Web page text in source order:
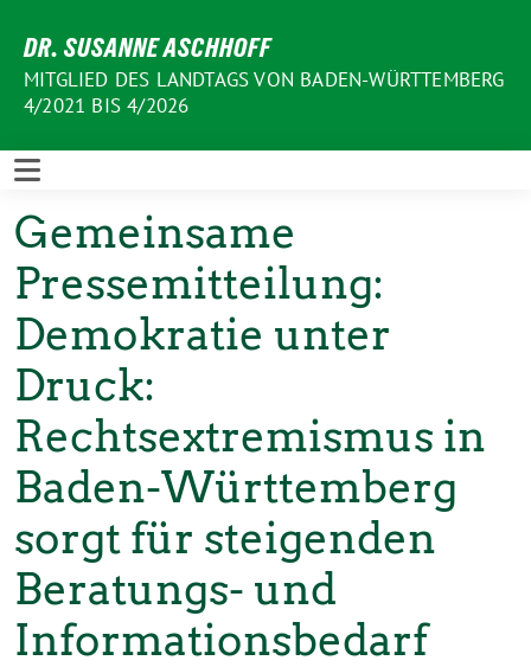
zum
Inhalt
DR. SUSANNE ASCHHOFF
MITGLIED DES LANDTAGS VON BADEN-WÜRTTEMBERG
4/2021 BIS 4/2026
Gemeinsame
Pressemitteilung:
Demokratie unter
Druck:
Rechtsextremismus in
Baden-Württemberg
sorgt für steigenden
Beratungs- und
Informationsbedarf